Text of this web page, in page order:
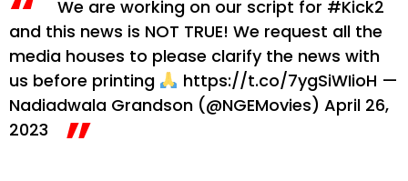
We are working on our script for #Kick2
and this news is NOT TRUE! We request all the
media houses to please clarify the news with
us before printing
https://t.co/7ygSiWIioH —
Nadiadwala Grandson (@NGEMovies) April 26,
2023